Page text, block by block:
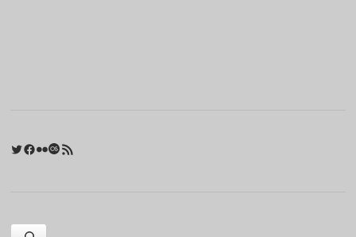
Twitter
Facebook
FlickrLast.fm
검색